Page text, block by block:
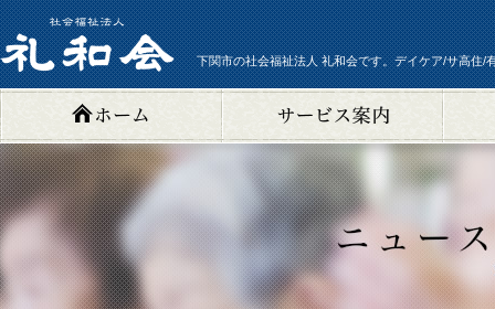
下関市の社会福祉法人 礼和会です。デイケア/サ高住/